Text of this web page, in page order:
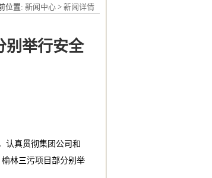
位置: 新闻中心 > 新闻详情
别举行安全
认真贯彻集团公司和
林三污项目部分别举